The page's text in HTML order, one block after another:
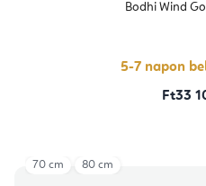
Bodhi Wind
5-7 napon
Ft33
70 cm 80 cm